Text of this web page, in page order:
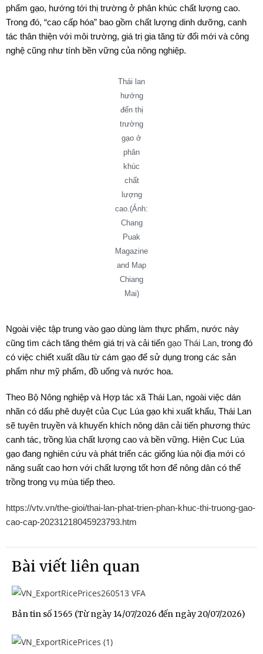
phẩm gạo, hướng tới thị trường ở phân khúc chất lượng cao.
Trong đó, “cao cấp hóa” bao gồm chất lượng dinh dưỡng, canh
tác thân thiện với môi trường, giá trị gia tăng từ đổi mới và công
nghệ cũng như tính bền vững của nông nghiệp.
Thái lan
hướng
đến thị
trường
gạo ở
phân
khúc
chất
lượng
cao.(Ảnh:
Chang
Puak
Magazine
and Map
Chiang
Mai)
Ngoài việc tập trung vào gạo dùng làm thực phẩm, nước này
cũng tìm cách tăng thêm giá trị và cải tiến gạo Thái Lan, trong đó
có việc chiết xuất dầu từ cám gạo để sử dụng trong các sản
phẩm như mỹ phẩm, đồ uống và nước hoa.
Theo Bộ Nông nghiệp và Hợp tác xã Thái Lan, ngoài việc dán
nhãn có dấu phê duyệt của Cục Lúa gạo khi xuất khẩu, Thái Lan
sẽ tuyên truyền và khuyến khích nông dân cải tiến phương thức
canh tác, trồng lúa chất lượng cao và bền vững. Hiện Cục Lúa
gạo đang nghiên cứu và phát triển các giống lúa nội địa mới có
năng suất cao hơn với chất lượng tốt hơn để nông dân có thể
trồng trong vụ mùa tiếp theo.
https://vtv.vn/the-gioi/thai-lan-phat-trien-phan-khuc-thi-truong-gao-
cao-cap-20231218045923793.htm
Bài viết liên quan
Bản tin số 1565 (Từ ngày 14/07/2026 đến ngày 20/07/2026)